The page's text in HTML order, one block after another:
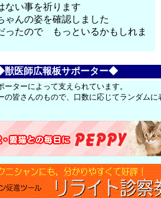
ない事を祈ります
ゃんの姿を確認しました
ったので もっといるかもしれま
医師広報板サポーター◆
ターによって支えられています。
の皆さんのもので、口数に応じてランダムに